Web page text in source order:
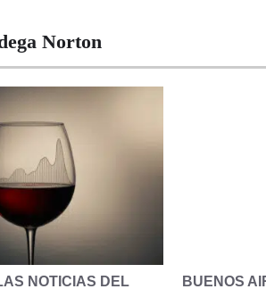
Norton
NOTICIAS DEL
BUENOS